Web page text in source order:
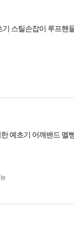
스틸손잡이 루프핸
예초기 어깨밴드 멜